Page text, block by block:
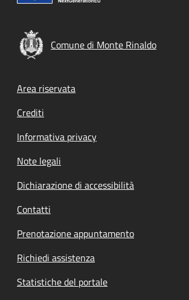
Comune di Monte Rinaldo
Footer menu
Area riservata
Crediti
Informativa privacy
Note legali
Dichiarazione di accessibilità
Contatti
Prenotazione appuntamento
Richiedi assistenza
Statistiche del portale